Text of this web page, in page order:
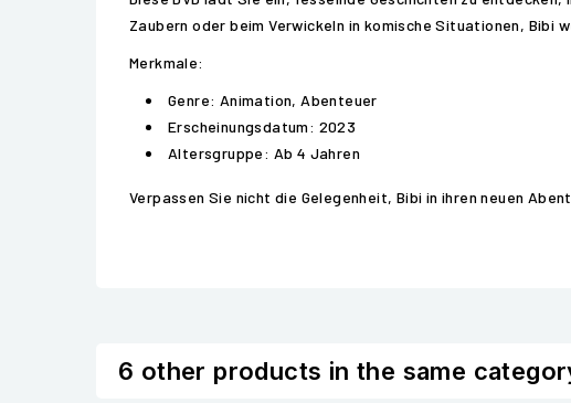
Zaubern oder beim Verwickeln in komische Situationen, Bibi
Merkmale:
Genre: Animation, Abenteuer
Erscheinungsdatum: 2023
Altersgruppe: Ab 4 Jahren
Verpassen Sie nicht die Gelegenheit, Bibi in ihren neuen
6 other products in the same